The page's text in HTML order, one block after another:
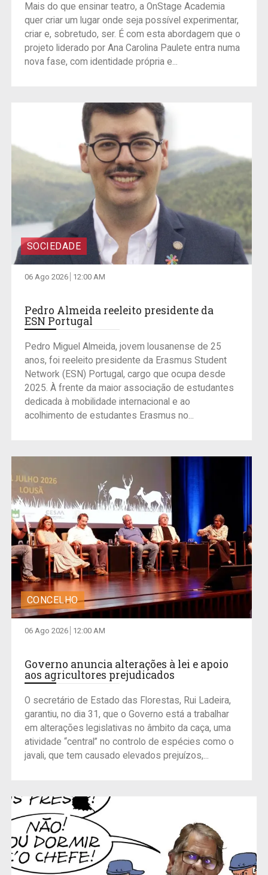
Mais do que ensinar teatro, a OnStage Academia
quer criar um lugar onde seja possível experimentar,
criar e, sobretudo, ser. É com esta abordagem que o
projeto liderado por Ana Carolina Paulete entra numa
nova fase, com identidade própria e...
SOCIEDADE
06 Ago 2026 12:00 AM
Pedro Almeida reeleito presidente da
ESN Portugal
Pedro Miguel Almeida, jovem lousanense de 25
anos, foi reeleito presidente da Erasmus Student
Network (ESN) Portugal, cargo que ocupa desde
2025. À frente da maior associação de estudantes
dedicada à mobilidade internacional e ao
acolhimento de estudantes Erasmus no...
CONCELHO
06 Ago 2026 12:00 AM
Governo anuncia alterações à lei e apoio
aos agricultores prejudicados
O secretário de Estado das Florestas, Rui Ladeira,
garantiu, no dia 31, que o Governo está a trabalhar
em alterações legislativas no âmbito da caça, uma
atividade “central” no controlo de espécies como o
javali, que tem causado elevados prejuízos,...